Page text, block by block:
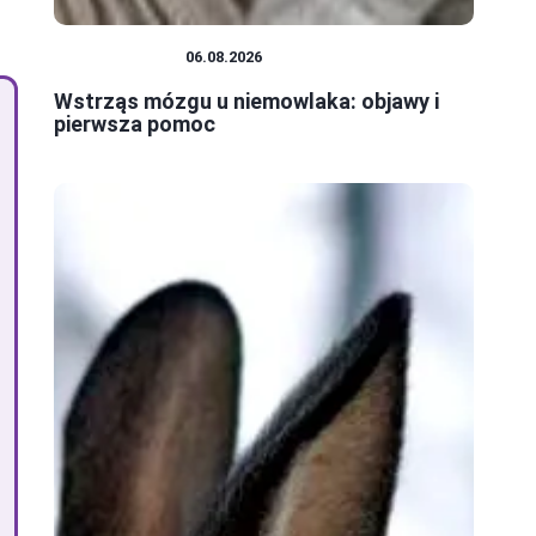
06.08.2026
Wstrząs mózgu u niemowlaka: objawy i
pierwsza pomoc